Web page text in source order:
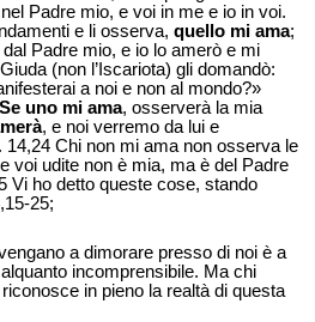
Padre mio, e voi in me e io in voi.
e li osserva, quello mi ama;
Padre mio, e io lo amerò e mi
(non l’Iscariota) gli domandò:
a noi e non al mondo?»
Se uno mi ama, osserverà la mia
, e noi verremo da lui e
Chi non mi ama non osserva le
voi udite non è mia, ma è del Padre
Vi ho detto queste cose, stando
25;
a dimorare presso di noi è a
incomprensibile. Ma chi
in pieno la realtà di questa